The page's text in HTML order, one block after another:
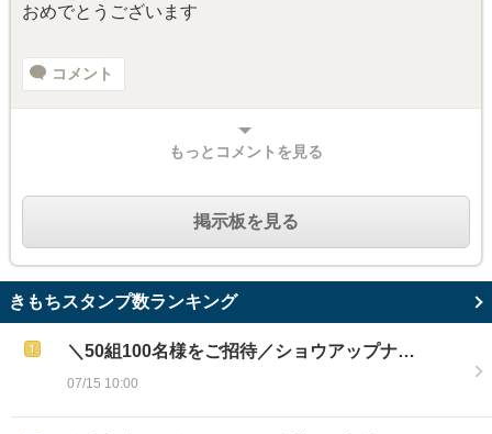
おめでとうございます
コメント
もっとコメントを見る
掲示板を見る
きもちスタンプ数ランキング
＼50組100名様をご招待／ショウアップナ…
07/15 10:00